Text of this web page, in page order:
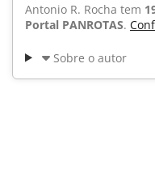
Antonio R. Rocha tem
Portal PANROTAS.
Sobre o autor